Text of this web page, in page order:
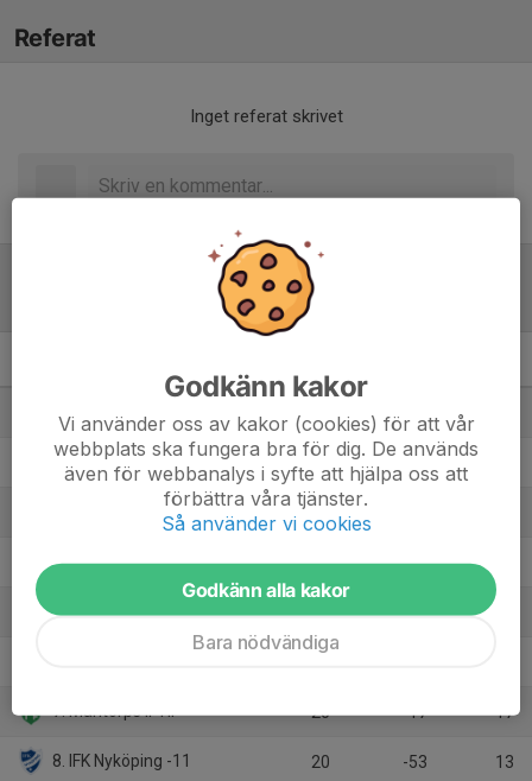
Referat
Inget referat skrivet
2. Eskilstuna Guif IF 1
3. LIF Lindesberg -11
4. Örebro SK U -11 20 8
5. Eskilstuna Guif IF 2 20 45
7. Mantorps IF HF 20 -17 17
8. IFK Nyköping -11 20 -53 13
Godkänn kakor
Vi använder oss av kakor (cookies) för att vår
webbplats ska fungera bra för dig. De används
även för webbanalys i syfte att hjälpa oss att
förbättra våra tjänster.
Så använder vi cookies
Godkänn alla kakor
Bara nödvändiga